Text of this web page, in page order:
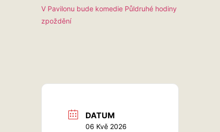
V Pavilonu bude komedie Půldruhé hodiny
zpoždění
DATUM
06 Kvě 2026